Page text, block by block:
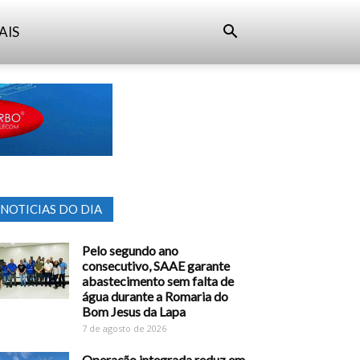
NOTICIAS DO DIA
Pelo segundo ano
consecutivo, SAAE garante
abastecimento sem falta de
água durante a Romaria do
Bom Jesus da Lapa
7 de agosto de 2026